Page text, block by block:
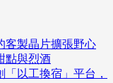
客製晶片擴張野心
點與烈酒
以工換宿」平台，